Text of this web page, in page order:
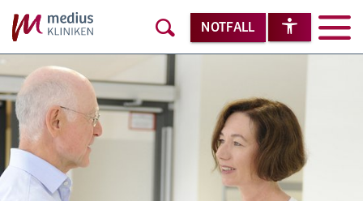
NOTFALL